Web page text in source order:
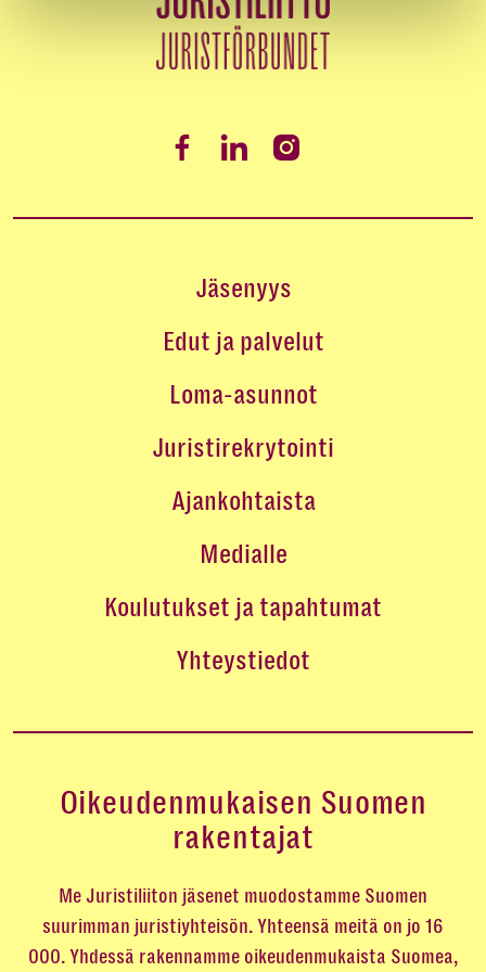
Jäsenyys
Edut ja palvelut
Loma-asunnot
Juristirekrytointi
Ajankohtaista
Medialle
Koulutukset ja tapahtumat
Yhteystiedot
Oikeudenmukaisen Suomen
rakentajat
Me Juristiliiton jäsenet muodostamme Suomen
suurimman juristiyhteisön. Yhteensä meitä on jo 16
000. Yhdessä rakennamme oikeudenmukaista Suomea,